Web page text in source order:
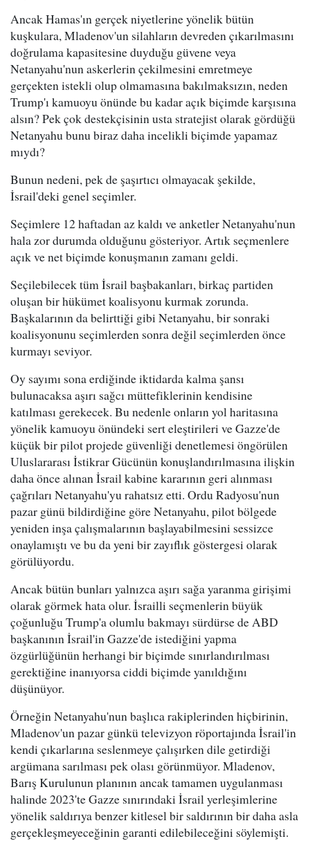
Ancak Hamas'ın gerçek niyetlerine yönelik bütün
kuşkulara, Mladenov'un silahların devreden çıkarılmasını
doğrulama kapasitesine duyduğu güvene veya
Netanyahu'nun askerlerin çekilmesini emretmeye
gerçekten istekli olup olmamasına bakılmaksızın, neden
Trump'ı kamuoyu önünde bu kadar açık biçimde karşısına
alsın? Pek çok destekçisinin usta stratejist olarak gördüğü
Netanyahu bunu biraz daha incelikli biçimde yapamaz
mıydı?
Bunun nedeni, pek de şaşırtıcı olmayacak şekilde,
İsrail'deki genel seçimler.
Seçimlere 12 haftadan az kaldı ve anketler Netanyahu'nun
hala zor durumda olduğunu gösteriyor. Artık seçmenlere
açık ve net biçimde konuşmanın zamanı geldi.
Seçilebilecek tüm İsrail başbakanları, birkaç partiden
oluşan bir hükümet koalisyonu kurmak zorunda.
Başkalarının da belirttiği gibi Netanyahu, bir sonraki
koalisyonunu seçimlerden sonra değil seçimlerden önce
kurmayı seviyor.
Oy sayımı sona erdiğinde iktidarda kalma şansı
bulunacaksa aşırı sağcı müttefiklerinin kendisine
katılması gerekecek. Bu nedenle onların yol haritasına
yönelik kamuoyu önündeki sert eleştirileri ve Gazze'de
küçük bir pilot projede güvenliği denetlemesi öngörülen
Uluslararası İstikrar Gücünün konuşlandırılmasına ilişkin
daha önce alınan İsrail kabine kararının geri alınması
çağrıları Netanyahu'yu rahatsız etti. Ordu Radyosu'nun
pazar günü bildirdiğine göre Netanyahu, pilot bölgede
yeniden inşa çalışmalarının başlayabilmesini sessizce
onaylamıştı ve bu da yeni bir zayıflık göstergesi olarak
görülüyordu.
Ancak bütün bunları yalnızca aşırı sağa yaranma girişimi
olarak görmek hata olur. İsrailli seçmenlerin büyük
çoğunluğu Trump'a olumlu bakmayı sürdürse de ABD
başkanının İsrail'in Gazze'de istediğini yapma
özgürlüğünün herhangi bir biçimde sınırlandırılması
gerektiğine inanıyorsa ciddi biçimde yanıldığını
düşünüyor.
Örneğin Netanyahu'nun başlıca rakiplerinden hiçbirinin,
Mladenov'un pazar günkü televizyon röportajında İsrail'in
kendi çıkarlarına seslenmeye çalışırken dile getirdiği
argümana sarılması pek olası görünmüyor. Mladenov,
Barış Kurulunun planının ancak tamamen uygulanması
halinde 2023'te Gazze sınırındaki İsrail yerleşimlerine
yönelik saldırıya benzer kitlesel bir saldırının bir daha asla
gerçekleşmeyeceğinin garanti edilebileceğini söylemişti.